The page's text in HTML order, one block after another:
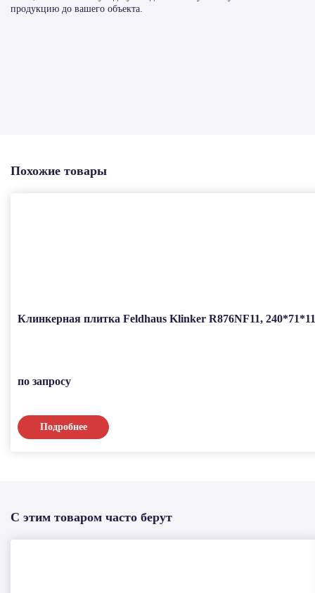
продукцию до вашего объекта.
Похожие товары
Клинкерная плитка Feldhaus Klinker R876NF11,
по запросу
Подробнее
С этим товаром часто берут